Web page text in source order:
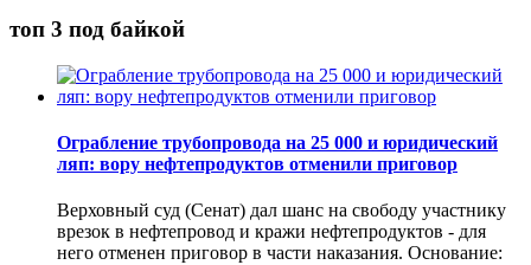
топ 3 под байкой
Ограбление трубопровода на 25 000 и юридический
ляп: вору нефтепродуктов отменили приговор
Верховный суд (Сенат) дал шанс на свободу участнику
врезок в нефтепровод и кражи нефтепродуктов - для
него отменен приговор в части наказания. Основание: